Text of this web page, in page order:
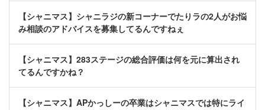
【シャニマス】シャニラジの新コーナーでたりラの2人がお悩
み相談のアドバイスを募集してるんですねぇ
【シャニマス】283ステージの総合評価は何を元に算出され
てるんですかね？
【シャニマス】APかっしーの卒業はシャニマスでは特にライ